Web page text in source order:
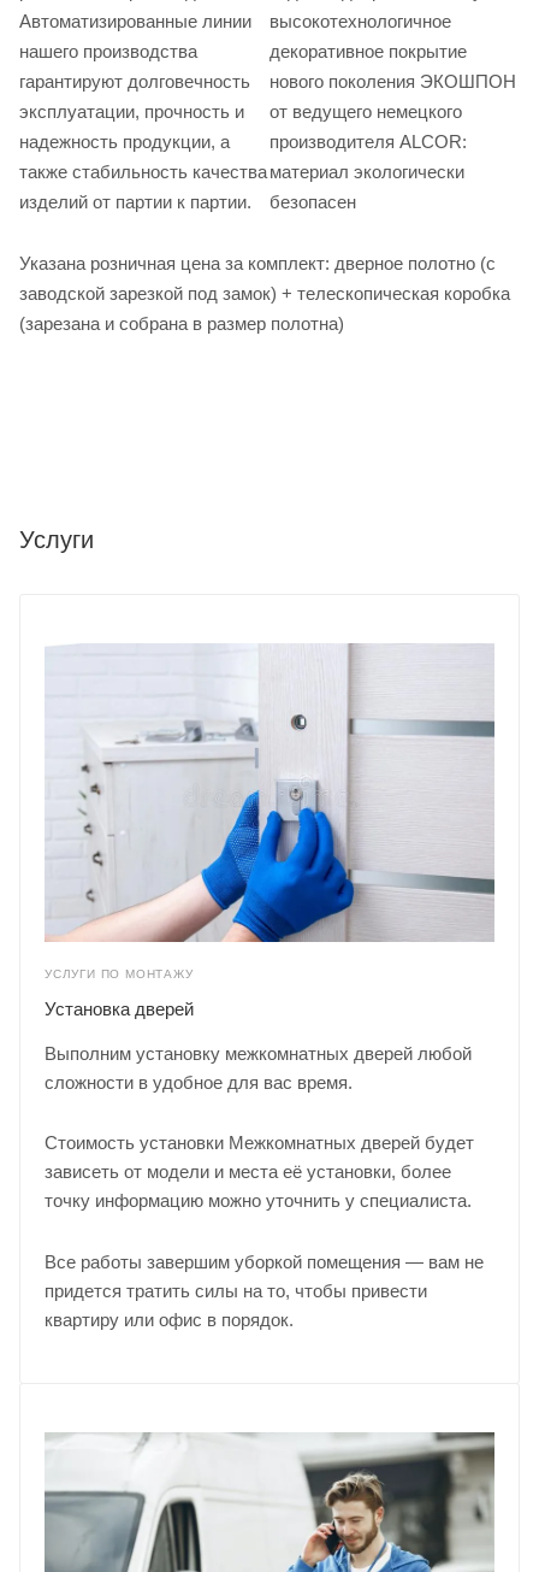
Автоматизированные линии
нашего производства
гарантируют долговечность
эксплуатации, прочность и
надежность продукции, а
также стабильность качества
изделий от партии к партии.
высокотехнологичное
декоративное покрытие
нового поколения ЭКОШПОН
от ведущего немецкого
производителя ALCOR:
материал экологически
безопасен
Указана розничная цена за комплект: дверное полотно (с
заводской зарезкой под замок) + телескопическая коробка
(зарезана и собрана в размер полотна)
Услуги
УСЛУГИ ПО МОНТАЖУ
Установка дверей
Выполним установку межкомнатных дверей любой
сложности в удобное для вас время.
Стоимость установки Межкомнатных дверей будет
зависеть от модели и места её установки, более
точку информацию можно уточнить у специалиста.
Все работы завершим уборкой помещения — вам не
придется тратить силы на то, чтобы привести
квартиру или офис в порядок.